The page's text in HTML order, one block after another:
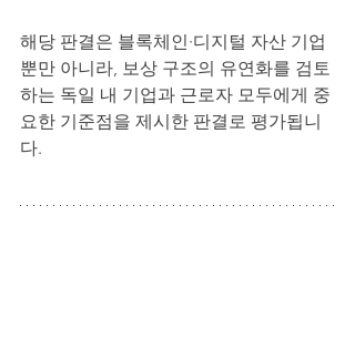
해당 판결은 블록체인·디지털 자산 기업
뿐만 아니라, 보상 구조의 유연화를 검토
하는 독일 내 기업과 근로자 모두에게 중
요한 기준점을 제시한 판결로 평가됩니
다.